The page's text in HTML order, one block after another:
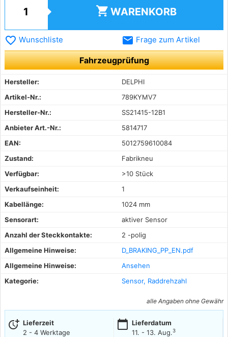
shopping_cart WARENKORB
favorite_border Wunschliste email Frage zum Artikel
Fahrzeugprüfung
Hersteller:
DELPHI
Artikel-Nr.:
789KYMV7
Hersteller-Nr.:
SS21415-12B1
Anbieter Art.-Nr.:
5814717
EAN:
5012759610084
Zustand:
Fabrikneu
Verfügbar:
>10 Stück
Verkaufseinheit:
1
Kabellänge:
1024 mm
Sensorart:
aktiver Sensor
Anzahl der Steckkontakte:
2 -polig
Allgemeine Hinweise:
D_BRAKING_PP_EN.pdf
Allgemeine Hinweise:
Ansehen
Kategorie:
Sensor, Raddrehzahl
alle Angaben ohne Gewähr
more_time Lieferzeit
2 - 4 Werktage
calendar_today Lieferdatum
11. - 13. Aug.3